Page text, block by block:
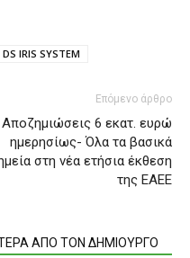
DS IRIS SYSTEM
Επόμενο άρθρο
Αποζημιώσεις 6 εκατ. ευρώ
ημερησίως- Όλα τα βασικά
στη νέα ετήσια έκθεση
της ΕΑΕΕ
ΑΠΟ ΤΟΝ ΔΗΜΙΟΥΡΓΟ